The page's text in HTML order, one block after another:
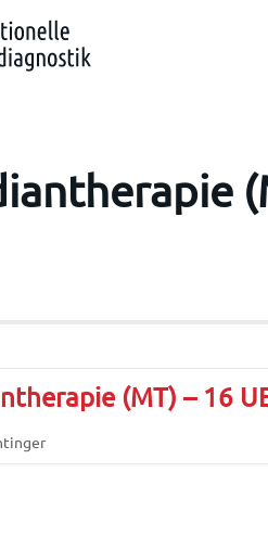
(MT) – 16